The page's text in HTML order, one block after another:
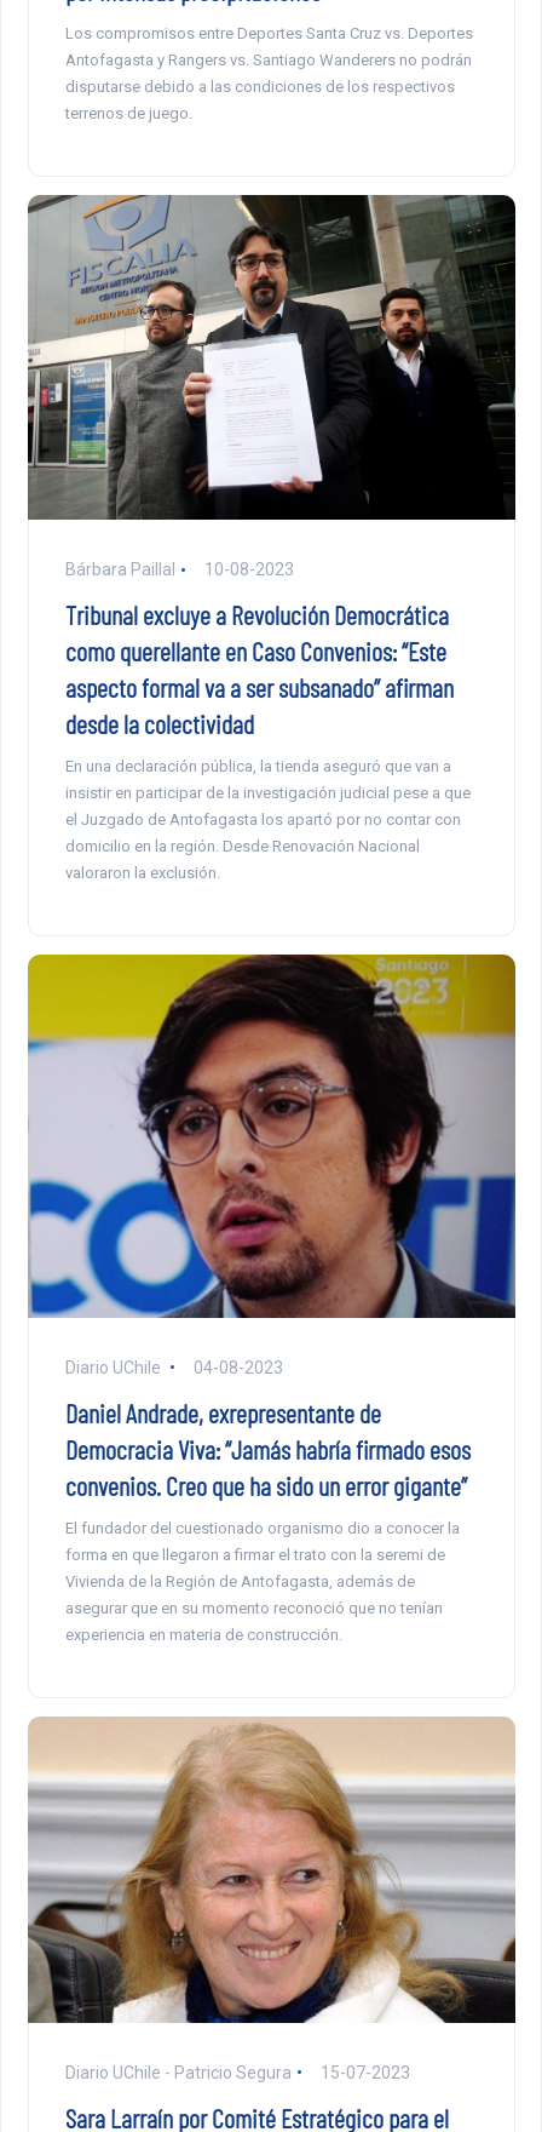
Los compromisos entre Deportes Santa Cruz vs. Deportes
Antofagasta y Rangers vs. Santiago Wanderers no podrán
disputarse debido a las condiciones de los respectivos
terrenos de juego.
Bárbara Paillal 10-08-2023
Tribunal excluye a Revolución Democrática
como querellante en Caso Convenios: “Este
aspecto formal va a ser subsanado” afirman
desde la colectividad
En una declaración pública, la tienda aseguró que van a
insistir en participar de la investigación judicial pese a que
el Juzgado de Antofagasta los apartó por no contar con
domicilio en la región. Desde Renovación Nacional
valoraron la exclusión.
Diario UChile 04-08-2023
Daniel Andrade, exrepresentante de
Democracia Viva: “Jamás habría firmado esos
convenios. Creo que ha sido un error gigante”
El fundador del cuestionado organismo dio a conocer la
forma en que llegaron a firmar el trato con la seremi de
Vivienda de la Región de Antofagasta, además de
asegurar que en su momento reconoció que no tenían
experiencia en materia de construcción.
Diario UChile - Patricio Segura 15-07-2023
Sara Larraín por Comité Estratégico para el